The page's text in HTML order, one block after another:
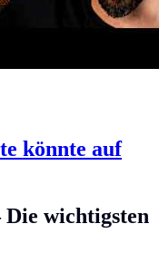
könnte auf
wichtigsten